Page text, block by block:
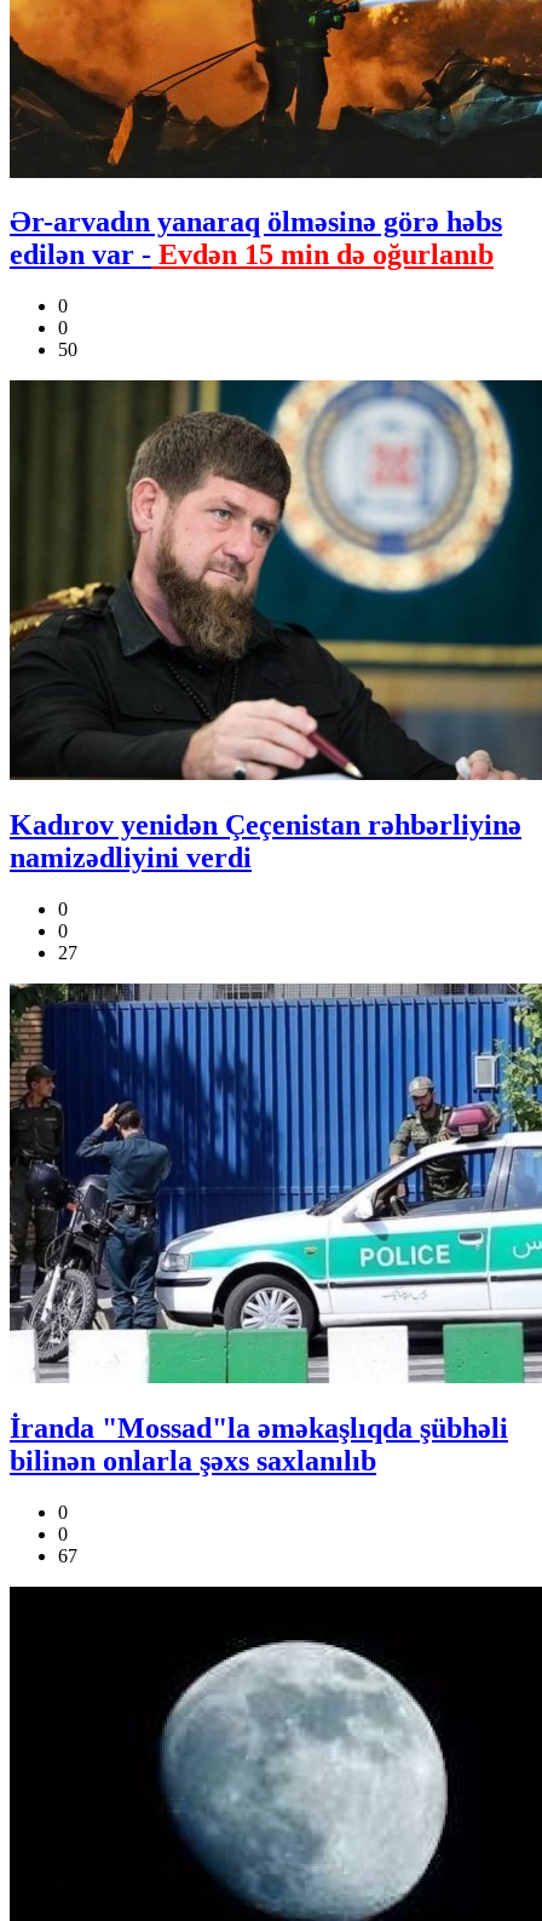
Ər-arvadın yanaraq ölməsinə görə həbs
edilən var - Evdən 15 min də oğurlanıb
0
0
50
Kadırov yenidən Çeçenistan rəhbərliyinə
namizədliyini verdi
0
0
27
İranda "Mossad"la əməkaşlıqda şübhəli
bilinən onlarla şəxs saxlanılıb
0
0
67